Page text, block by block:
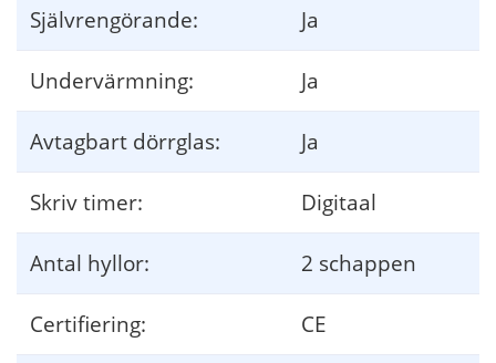
Självrengörande: Ja
Undervärmning: Ja
Avtagbart dörrglas: Ja
Skriv timer: Digitaal
Antal hyllor: 2 schappen
Certifiering: CE